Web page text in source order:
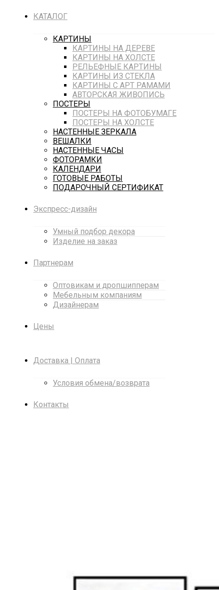
КАТАЛОГ
КАРТИНЫ
КАРТИНЫ НА ДЕРЕВЕ
КАРТИНЫ НА ХОЛСТЕ
РЕЛЬЕФНЫЕ КАРТИНЫ
КАРТИНЫ ИЗ СТЕКЛА
КАРТИНЫ С АРТ РАМАМИ
АВТОРСКАЯ ЖИВОПИСЬ
ПОСТЕРЫ
ПОСТЕРЫ НА ФОТОБУМАГЕ
ПОСТЕРЫ НА ХОЛСТЕ
НАСТЕННЫЕ ЗЕРКАЛА
ВЕШАЛКИ
НАСТЕННЫЕ ЧАСЫ
ФОТОРАМКИ
КАЛЕНДАРИ
ГОТОВЫЕ РАБОТЫ
ПОДАРОЧНЫЙ СЕРТИФИКАТ
Экспресс-дизайн
Умный подбор декора
Изделие на заказ
Партнерам
Оптовикам и дропшипперам
Мебельным компаниям
Дизайнерам
Цены
Доставка | Оплата
Условия обмена/возврата
Контакты